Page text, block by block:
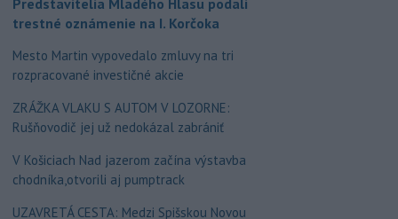
trestné oznámenie na I. Korčoka
Mesto Martin vypovedalo zmluvy na tri
rozpracované investičné akcie
ZRÁŽKA VLAKU S AUTOM V LOZORNE:
Rušňovodič jej už nedokázal zabrániť
V Košiciach Nad jazerom začína výstavba
chodníka,otvorili aj pumptrack
UZAVRETÁ CESTA: Medzi Spišskou Novou